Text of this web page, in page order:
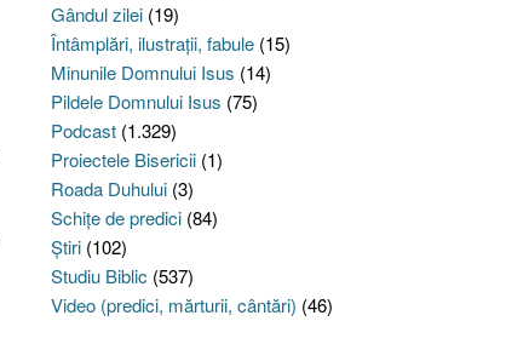
Gândul zilei(19)
Întâmplări, ilustraţii, fabule(15)
Minunile Domnului Isus (14)
Pildele Domnului Isus (75)
Podcast(1.329)
Proiectele Bisericii(1)
Roada Duhului(3)
Schiţe de predici(84)
Ştiri(102)
Studiu Biblic (537)
Video (predici, mărturii, cântări) (46)